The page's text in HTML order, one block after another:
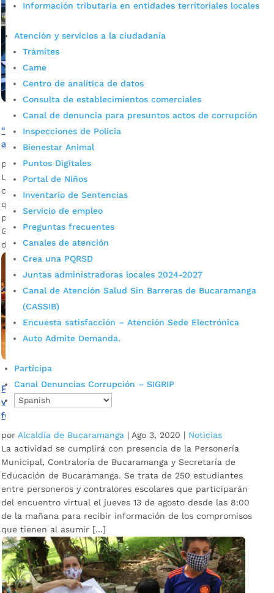
Información tributaria en entidades territoriales locales
Atención y servicios a la ciudadanía
Trámites
Came
Centro de analítica de datos
Consulta de establecimientos comerciales
Canal de denuncia para presuntos actos de corrupción
Inspecciones de Policía
Bienestar Animal
Puntos Digitales
Portal de Niños
Inventario de Sentencias
Servicio de empleo
Preguntas frecuentes
Canales de atención
Crea una PQRSD
Juntas administradoras locales 2024-2027
Canal de Atención Salud Sin Barreras de Bucaramanga
(CASSIB)
Encuesta satisfacción – Atención Sede Electrónica
Auto Admite Demanda.
Participa
Canal Denuncias Corrupción – SIGRIP
“Los agentes de tránsito no son los enemigos, son los
amigos en la vía pública»
por Alcaldía de Bucaramanga
La Alcaldía de Bucaramanga invita a los ciudadanos a tomar
conciencia como actores viales y respetar a las autoridades
que regulan la circulación de vehículos. Día a día se trabaja
por reivindicar la confianza y consolidar la seguridad. Édgar
Gutiérrez es uno de los agentes de tránsito quien lidera
diversos operativos en la ciudad, como el […]
Personeros y contralores escolares tendrán encuentro
virtual el 13 de agosto para conocer más sobre sus
funciones y responsabilidades
por Alcaldía de Bucaramanga | Ago 3, 2020 | Noticias
La actividad se cumplirá con presencia de la Personería
Municipal, Contraloría de Bucaramanga y Secretaría de
Educación de Bucaramanga. Se trata de 250 estudiantes
entre personeros y contralores escolares que participarán
del encuentro virtual el jueves 13 de agosto desde las 8:00
de la mañana para recibir información de los compromisos
que tienen al asumir […]